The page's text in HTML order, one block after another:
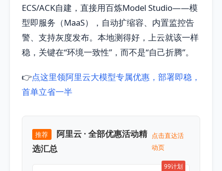
ECS/ACK自建，直接用百炼Model Studio——模
型即服务（MaaS），自动扩缩容、内置监控告
警、支持灰度发布。本地测得好，上云就该一样
稳，关键在“环境一致性”，而不是“自己折腾”。
👉点这里领阿里云大模型专属优惠，部署即稳，
首单立省一半
推荐
阿里云 · 全部优惠活动精
选汇总
点击直达活
动页
99计划